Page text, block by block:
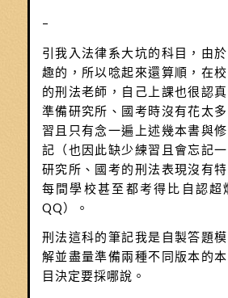
–
引我入法律系大坑的科目，由
趣的，所以唸起來還算順，在
的刑法老師，自己上課也很認
準備研究所、國考時沒有花太
習且只有念一遍上述幾本書與
記（也因此缺少練習且會忘記
研究所、國考的刑法表現沒有
每間學校甚至都考得比自認超
QQ）。
刑法這科的筆記我是自製答題
解並盡量準備兩種不同版本的
目決定要採哪說。